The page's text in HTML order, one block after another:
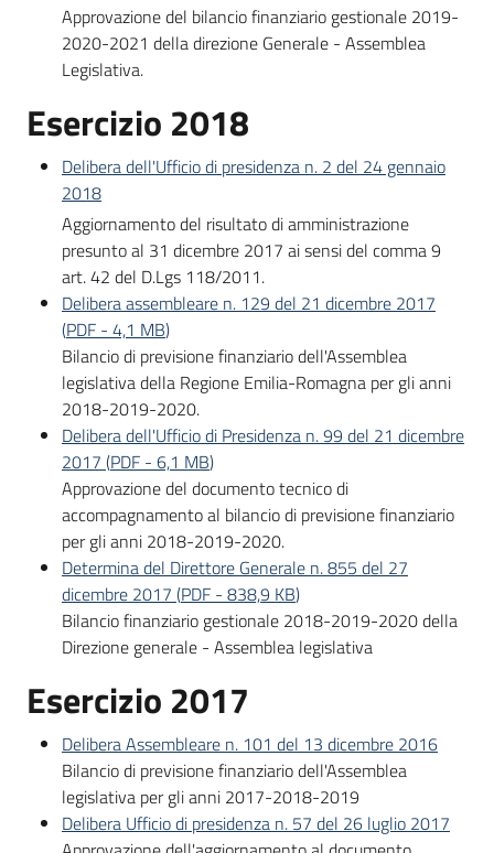
Approvazione del bilancio finanziario gestionale 2019-
2020-2021 della direzione Generale - Assemblea
Legislativa.
Esercizio 2018
Delibera dell'Ufficio di presidenza n. 2 del 24 gennaio
2018
Aggiornamento del risultato di amministrazione
presunto al 31 dicembre 2017 ai sensi del comma 9
art. 42 del D.Lgs 118/2011.
Delibera assembleare n. 129 del 21 dicembre 2017
(PDF - 4,1 MB)
Bilancio di previsione finanziario dell'Assemblea
legislativa della Regione Emilia-Romagna per gli anni
2018-2019-2020.
Delibera dell'Ufficio di Presidenza n. 99 del 21 dicembre
2017 (PDF - 6,1 MB)
Approvazione del documento tecnico di
accompagnamento al bilancio di previsione finanziario
per gli anni 2018-2019-2020.
Determina del Direttore Generale n. 855 del 27
dicembre 2017 (PDF - 838,9 KB)
Bilancio finanziario gestionale 2018-2019-2020 della
Direzione generale - Assemblea legislativa
Esercizio 2017
Delibera Assembleare n. 101 del 13 dicembre 2016
Bilancio di previsione finanziario dell'Assemblea
legislativa per gli anni 2017-2018-2019
Delibera Ufficio di presidenza n. 57 del 26 luglio 2017